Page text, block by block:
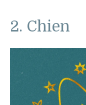
2. Chien